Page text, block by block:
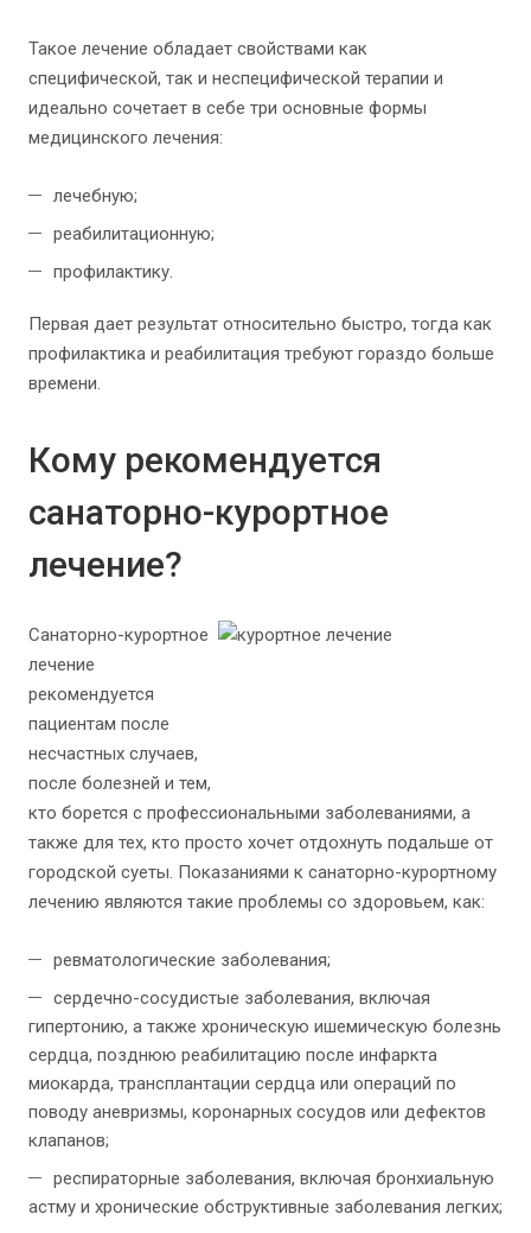
Такое лечение обладает свойствами как
специфической, так и неспецифической терапии и
идеально сочетает в себе три основные формы
медицинского лечения:
лечебную;
реабилитационную;
профилактику.
Первая дает результат относительно быстро, тогда как
профилактика и реабилитация требуют гораздо больше
времени.
Кому рекомендуется
санаторно-курортное
лечение?
Санаторно-курортное
лечение
рекомендуется
пациентам после
несчастных случаев,
после болезней и тем,
кто борется с профессиональными заболеваниями, а
также для тех, кто просто хочет отдохнуть подальше от
городской суеты. Показаниями к санаторно-курортному
лечению являются такие проблемы со здоровьем, как:
ревматологические заболевания;
сердечно-сосудистые заболевания, включая
гипертонию, а также хроническую ишемическую болезнь
сердца, позднюю реабилитацию после инфаркта
миокарда, трансплантации сердца или операций по
поводу аневризмы, коронарных сосудов или дефектов
клапанов;
респираторные заболевания, включая бронхиальную
астму и хронические обструктивные заболевания легких;